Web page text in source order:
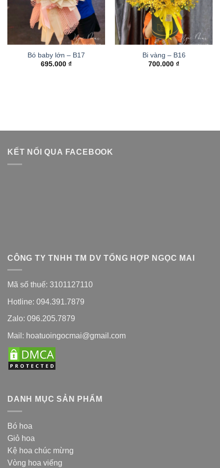
Bó baby lớn – B17
695.000 ₫
Bi vàng – B16
700.000 ₫
KẾT NỐI QUA FACEBOOK
CÔNG TY TNHH TM DV TỔNG HỢP NGỌC MAI
Mã số thuế: 3101127110
Hotline: 094.391.7879
Zalo: 096.205.7879
Mail: hoatuoingocmai@gmail.com
DANH MỤC SẢN PHẨM
Bó hoa
Giỏ hoa
Kệ hoa chúc mừng
Vòng hoa viếng